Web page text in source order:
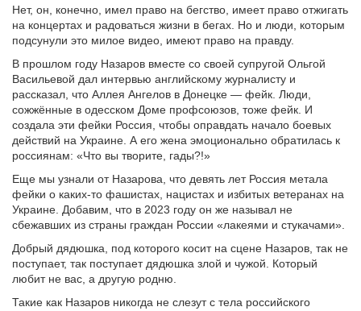
Нет, он, конечно, имел право на бегство, имеет право отжигать
на концертах и радоваться жизни в бегах. Но и люди, которым
подсунули это милое видео, имеют право на правду.
В прошлом году Назаров вместе со своей супругой Ольгой
Васильевой дал интервью английскому журналисту и
рассказал, что Аллея Ангелов в Донецке — фейк. Люди,
сожжённые в одесском Доме профсоюзов, тоже фейк. И
создала эти фейки Россия, чтобы оправдать начало боевых
действий на Украине. А его жена эмоционально обратилась к
россиянам: «Что вы творите, гады?!»
Еще мы узнали от Назарова, что девять лет Россия метала
фейки о каких-то фашистах, нацистах и избитых ветеранах на
Украине. Добавим, что в 2023 году он же называл не
сбежавших из страны граждан России «лакеями и стукачами».
Добрый дядюшка, под которого косит на сцене Назаров, так не
поступает, так поступает дядюшка злой и чужой. Который
любит не вас, а другую родню.
Такие как Назаров никогда не слезут с тела российского